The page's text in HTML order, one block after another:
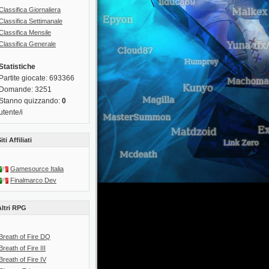
Giornaliera
Settimanale
Mensile
Generale
giocate: 693366
3251
quizzando: 0
i
Affiliati
Gamesource Italia
Finalmarco Dev
RPG
of Fire DQ
of Fire III
of Fire IV